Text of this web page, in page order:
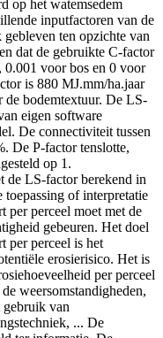
op het watemsedem
inputfactoren van de
ten opzichte van
dat de gebruikte C-factor
voor bos en 0 voor
is 880 MJ.mm/ha.jaar
bodemtextuur. De LS-
eigen software
De connectiviteit tussen
De P-factor tenslotte,
op 1.
de LS-factor berekend in
of interpretatie
per perceel moet met de
gebeuren. Het doel
per perceel is het
erosierisico. Het is
per perceel
weersomstandigheden,
gebruik van
... De